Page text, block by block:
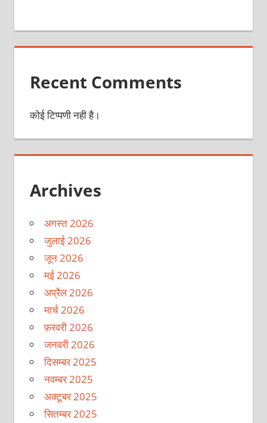
Recent Comments
कोई टिप्पणी नही है।
Archives
अगस्त 2026
जुलाई 2026
जून 2026
मई 2026
अप्रैल 2026
मार्च 2026
फ़रवरी 2026
जनवरी 2026
दिसम्बर 2025
नवम्बर 2025
अक्टूबर 2025
सितम्बर 2025